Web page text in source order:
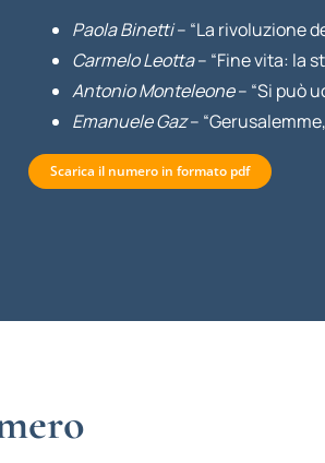
Paola Binetti– “La rivoluzione
Carmelo Leotta– “Fine vita: la
Antonio Monteleone– “Si può
Emanuele Gaz–
Scarica il numero in formato pdf